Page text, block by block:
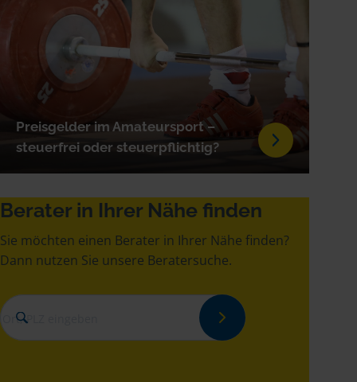
Preisgelder im Amateursport –
steuerfrei oder steuerpflichtig?
Berater in Ihrer Nähe finden
Sie möchten einen Berater in Ihrer Nähe finden?
Dann nutzen Sie unsere Beratersuche.